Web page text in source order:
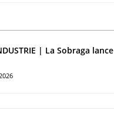
| La Sobraga lance